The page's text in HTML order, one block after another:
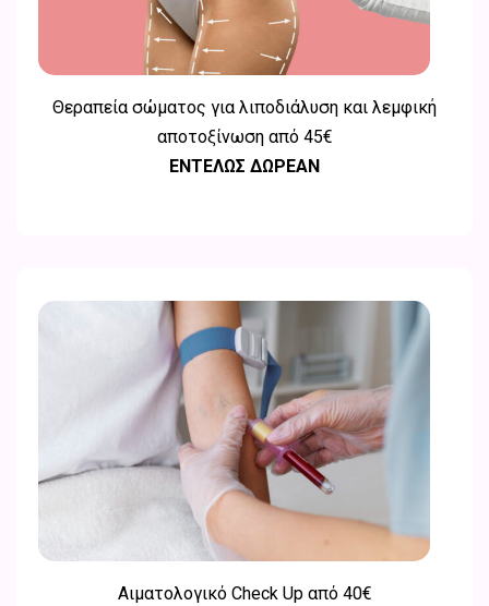
Θεραπεία σώματος για λιποδιάλυση και λεμφική
αποτοξίνωση από 45€
ΕΝΤΕΛΩΣ ΔΩΡΕΑΝ
Αιματολογικό Check Up από 40€